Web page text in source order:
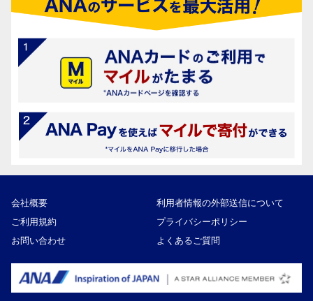
会社概要
利用者情報の外部送信について
ご利用規約
プライバシーポリシー
お問い合わせ
よくあるご質問